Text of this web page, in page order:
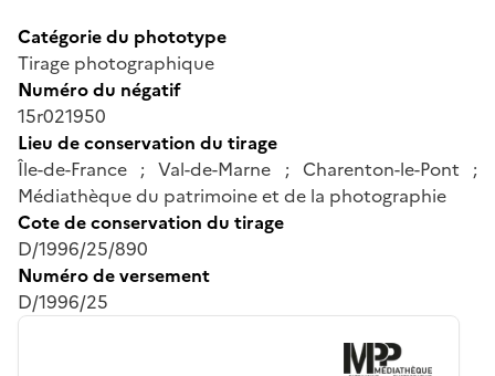
Catégorie du phototype
Tirage photographique
Numéro du négatif
15r021950
Lieu de conservation du tirage
Île-de-France ; Val-de-Marne ; Charenton-le-Pont ;
Médiathèque du patrimoine et de la photographie
Cote de conservation du tirage
D/1996/25/890
Numéro de versement
D/1996/25